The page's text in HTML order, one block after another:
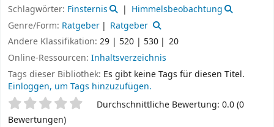
Schlagwörter: Finsternis
Himmelsbeobachtung
Genre/Form: Ratgeber
Ratgeber
Andere Klassifikation: 29 | 520 | 530
20
Online-Ressourcen: Inhaltsverzeichnis
Tags dieser Bibliothek: Es gibt keine Tags für diesen Titel.
Einloggen, um Tags hinzuzufügen.
SternchenbewertungDurchschnittliche Bewertung: 0.0 (0
Bewertungen)